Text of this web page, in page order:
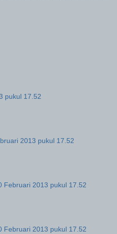
pukul 17.52
2013 pukul 17.52
Februari 2013 pukul 17.52
Februari 2013 pukul 17.52